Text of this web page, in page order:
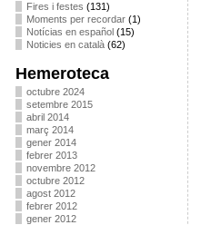
Fires i festes (131)
Moments per recordar(1)
Notícias en español(15)
Noticies en català(62)
Hemeroteca
octubre 2024
setembre 2015
abril 2014
març 2014
gener 2014
febrer 2013
novembre 2012
octubre 2012
agost 2012
febrer 2012
gener 2012